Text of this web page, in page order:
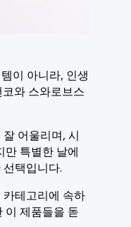
이 아니라, 인생
와 스와로브스
어울리며, 시
만 특별한 날에
택입니다.
테고리에 속하
이 제품들을 돋